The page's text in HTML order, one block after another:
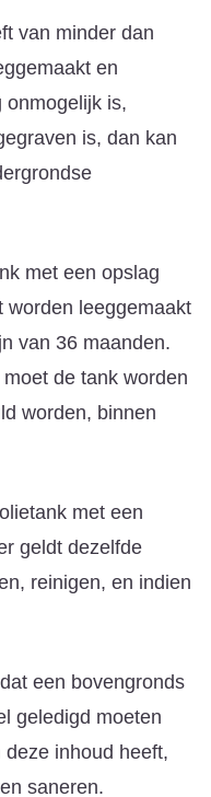
van minder dan
en
onmogelijk is,
is, dan kan
met een opslag
worden leeggemaakt
van 36 maanden.
de tank worden
worden, binnen
met een
geldt dezelfde
reinigen, en indien
een bovengronds
geledigd moeten
inhoud heeft,
saneren.